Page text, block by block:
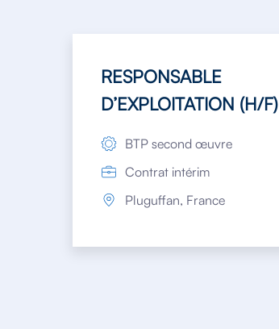
RESPONSABLE
D’EXPLOITATION (H/F)
BTP second œuvre
Contrat intérim
Pluguffan, France